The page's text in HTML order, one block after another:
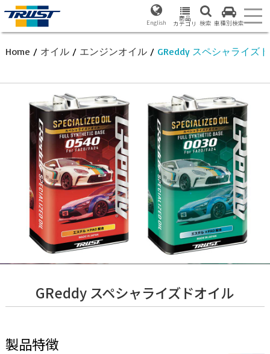
English 商品
カテゴリ 検索 車種別検索
Home / オイル/ エンジンオイル/ GReddy スペシャライズ
GReddy スペシャライズドオイル
製品特徴